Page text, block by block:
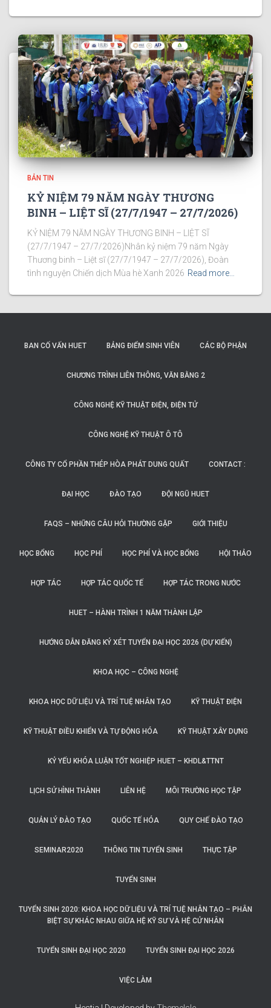
BẢN TIN
KỶ NIỆM 79 NĂM NGÀY THƯƠNG
BINH – LIỆT SĨ (27/7/1947 – 27/7/2026)
KỶ NIỆM 79 NĂM NGÀY THƯƠNG BINH – LIỆT SĨ
(27/7/1947 – 27/7/2026)Nhân kỷ niệm 79 năm Ngày
Thương binh – Liệt sĩ (27/7/1947 – 27/7/2026), Đoàn
tình nguyện Chiến dịch Mùa hè Xanh 2026 Read more…
BAN CỐ VẤN HUET BẢNG ĐIỂM SINH VIÊN CÁC BỘ PHẬN
CHƯƠNG TRÌNH LIÊN THÔNG, VĂN BẰNG 2
CÔNG NGHỆ KỸ THUẬT ĐIỆN, ĐIỆN TỬ
CÔNG NGHỆ KỸ THUẬT Ô TÔ
CÔNG TY CỔ PHẦN THÉP HÒA PHÁT DUNG QUẤT CONTACT :
ĐẠI HỌC ĐÀO TẠO ĐỘI NGŨ HUET
FAQS – NHỮNG CÂU HỎI THƯỜNG GẶP GIỚI THIỆU
HỌC BỔNG HỌC PHÍ HỌC PHÍ VÀ HỌC BỔNG HỘI THẢO
HỢP TÁC HỢP TÁC QUỐC TẾ HỢP TÁC TRONG NƯỚC
HUET – HÀNH TRÌNH 1 NĂM THÀNH LẬP
HƯỚNG DẪN ĐĂNG KÝ XÉT TUYỂN ĐẠI HỌC 2026 (DỰ KIẾN)
KHOA HỌC – CÔNG NGHỆ
KHOA HỌC DỮ LIỆU VÀ TRÍ TUỆ NHÂN TẠO KỸ THUẬT ĐIỆN
KỸ THUẬT ĐIỀU KHIỂN VÀ TỰ ĐỘNG HÓA KỸ THUẬT XÂY DỰNG
KỶ YẾU KHÓA LUẬN TỐT NGHIỆP HUET – KHDL&TTNT
LỊCH SỬ HÌNH THÀNH LIÊN HỆ MÔI TRƯỜNG HỌC TẬP
QUẢN LÝ ĐÀO TẠO QUỐC TẾ HÓA QUY CHẾ ĐÀO TẠO
SEMINAR2020 THÔNG TIN TUYỂN SINH THỰC TẬP
TUYỂN SINH
TUYỂN SINH 2020: KHOA HỌC DỮ LIỆU VÀ TRÍ TUỆ NHÂN TẠO – PHÂN
BIỆT SỰ KHÁC NHAU GIỮA HỆ KỸ SƯ VÀ HỆ CỬ NHÂN
TUYỂN SINH ĐẠI HỌC 2020 TUYỂN SINH ĐẠI HỌC 2026
VIỆC LÀM